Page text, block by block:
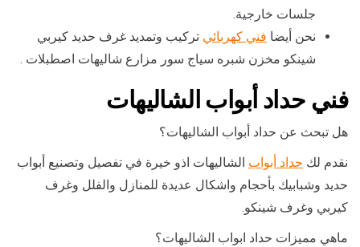
جلسات خارجية.
نحن أيضا فني كهربائي تركيب وتمديد غرف حديد كيربي
شينكو مخزن شبره سياج سور مزارع شاليهات اصطبلات .
فني حداد أبواب الشاليهات
هل تبحث عن حداد أبواب الشاليهات؟
نقدم لك حداد أبواب الشاليهات اذو خيرة في تفصيل وتصنيع أبواب
حديد وشبابيك بأحجام واشكال عديدة للمنازل والفلل وغرف
كيربي وغرف شينكو.
ماهي مميزات حداد ابواب الشاليهات؟